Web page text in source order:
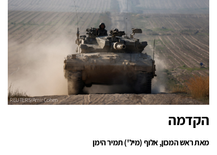
הקדמה
מאת ראש המכון, אלוף (מיל') תמיר הימן